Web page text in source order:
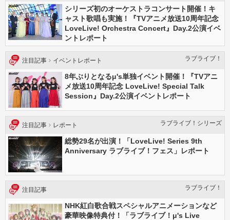
シリーズ初のオーケストラコンサート開催！キ
ャスト歌唱も実施！『TVアニメ放送10周年記念
LoveLive! Orchestra Concert』Day.2公演イベ
ントレポート
注目記事 イベントレポート ラブライブ！
8年ぶりとなるμ's単独イベント開催！『TVアニ
メ放送10周年記念 LoveLive! Special Talk
Session』Day.2公演イベントレポート
注目記事 レポート ラブライブ！シリーズ
総勢29名が出演！「LoveLive! Series 9th
Anniversary ラブライブ！フェス」レポート
注目記事 ラブライブ！
NHK紅白歌合戦スペシャルアニメーションなど
豪華映像特典付！「ラブライブ！μ's Live